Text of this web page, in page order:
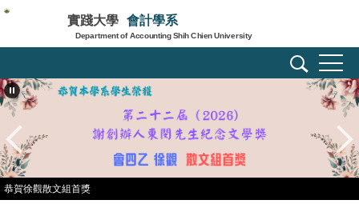
跳
主
內
容
區
實踐大學 會計學系
Department of Accounting Shih Chien University
恭賀徐觀散文組首獎